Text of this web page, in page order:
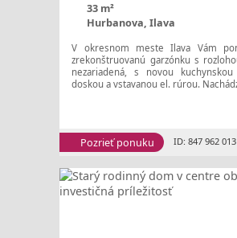
33 m²
Hurbanova, Ilava
V okresnom meste Ilava Vám
zrekonštruovanú garzónku s
nezariadená, s novou
doskou a vstavanou el. rúrou.
Pozrieť ponuku ID: 847 962 013